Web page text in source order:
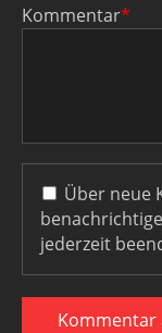
Pflichtfeld
Kommentar*
Über neue
jederzeit
Kommentar